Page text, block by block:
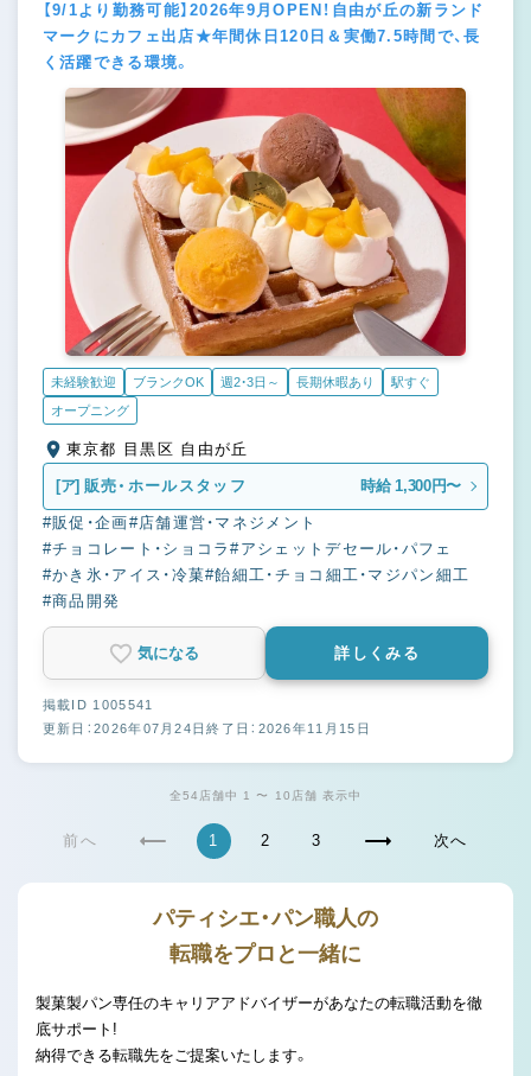
【9/1より勤務可能】2026年9月OPEN！自由が丘の新ランド
マークにカフェ出店★年間休日120日＆実働7.5時間で、長
く活躍できる環境。
未経験歓迎 ブランクOK 週2・3日～ 長期休暇あり
駅すぐ
オープニング
東京都 目黒区 自由が丘
[ア] 販売・ホールスタッフ 時給 1,300円〜
#販促・企画#店舗運営・マネジメント
#チョコレート・ショコラ#アシェットデセール・パフェ
#かき氷・アイス・冷菓#飴細工・チョコ細工・マジパン細工
#商品開発
気になる 詳しくみる
掲載ID 1005541
更新日：2026年07月24日終了日：2026年11月15日
全54店舗中 1 〜 10店舗 表示中
前へ 1 2 3 次へ
パティシエ・パン職人の
転職をプロと一緒に
製菓製パン専任のキャリアアドバイザーがあなたの転職活動を徹
底サポート!
納得できる転職先をご提案いたします。